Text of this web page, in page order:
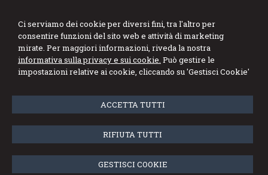
Ci serviamo dei cookie per diversi fini, tra l'altro per
consentire funzioni del sito web e attività di marketing
mirate. Per maggiori informazioni, riveda la nostra
informativa sulla privacy e sui cookie. Può gestire le
impostazioni relative ai cookie, cliccando su 'Gestisci Cookie'
ACCETTA TUTTI
RIFIUTA TUTTI
GESTISCI COOKIE
Home
Chi Siamo